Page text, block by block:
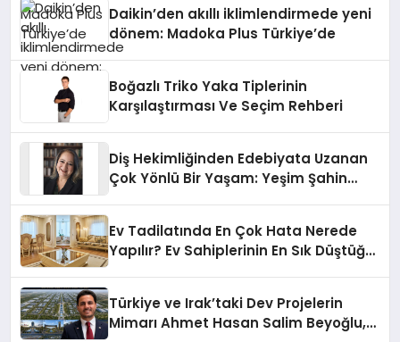
Daikin’den akıllı iklimlendirmede yeni
dönem: Madoka Plus Türkiye’de
Boğazlı Triko Yaka Tiplerinin
Karşılaştırması Ve Seçim Rehberi
Diş Hekimliğinden Edebiyata Uzanan
Çok Yönlü Bir Yaşam: Yeşim Şahin
Ev Tadilatında En Çok Hata Nerede
Yapılır? Ev Sahiplerinin En Sık Düştüğü
Türkiye ve Irak’taki Dev Projelerin
Mimarı Ahmet Hasan Salim Beyoğlu,